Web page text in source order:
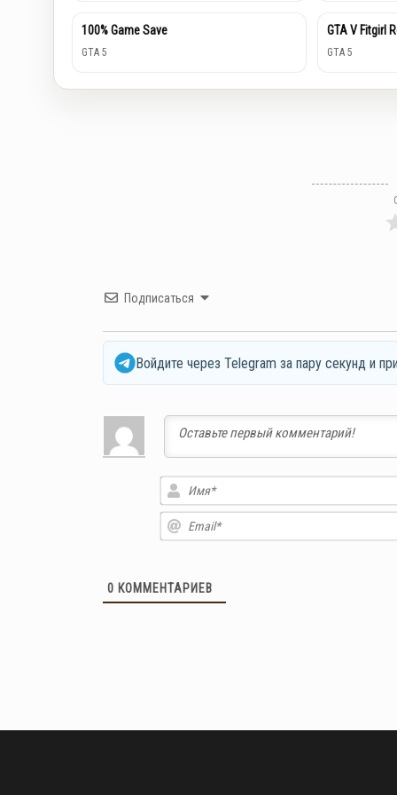
100% Game Save
GTA 5
GTA V Fitgirl
GTA 5
Подписаться
Войдите через Telegram за пару секунд и
0 КОММЕНТАРИЕВ